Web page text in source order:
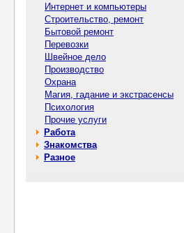
Интернет и компьютеры
Строительство, ремонт
Бытовой ремонт
Перевозки
Швейное дело
Производство
Охрана
Магия, гадание и экстрасенсы
Психология
Прочие услуги
Работа
Знакомства
Разное